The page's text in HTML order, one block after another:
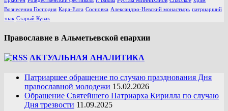
Вознесения Господня Кара-Елга Сосновка Александро-Невский монастырь патриарший
знак Старый Кувак
Православие в Альметьевской епархии
АКТУАЛЬНАЯ АНАЛИТИКА
Патриаршее обращение по случаю празднования Дня
православной молодежи 15.02.2026
Обращение Святейшего Патриарха Кирилла по случаю
Дня трезвости 11.09.2025